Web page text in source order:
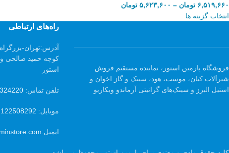
۶,۵۱۹,۶۶۰ تومان – ۵,۶۲۳,۶۰۰ تومان
انتخاب گزینه ها
فروشگاه پارمین استور، نماینده مستقیم فروش
شیرآلات کیان، موست، هود، سینک و گاز اخوان و
استیل البرز و سینک‌های گرانیتی آرماندو ویکاریو
راه‌های ارتباطی
آدرس:تهران-
استور
تلفن تماس:
موبایل:
ایمیل: